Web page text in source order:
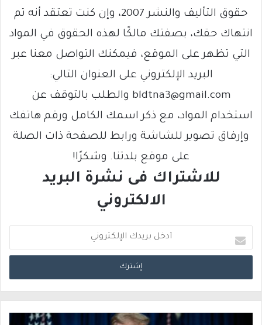
حقوق التأليف والنشر 2007، وإن كنت تعتقد أنه تم
انتهاك حقك، بصفتك مالكًا لهذه الحقوق في المواد
التي تظهر على الموقع، فيمكنك التواصل معنا عبر
البريد الإلكتروني على العنوان التالي:
bldtna3@gmail.com والطلب بالتوقف عن
استخدام المواد، مع ذكر اسمك الكامل ورقم هاتفك
وإرفاق تصوير للشاشة ورابط للصفحة ذات الصلة
على موقع بلدتنا. وشكرًا!
للاشتراك فى نشرة البريد
الالكتروني
د
خ